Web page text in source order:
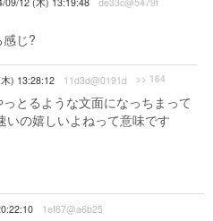
じ?
) 13:28:12 11d3d@0191d >> 164
とるような文面になっちまって
いの嬉しいよねって意味です
1ef67@a6b25